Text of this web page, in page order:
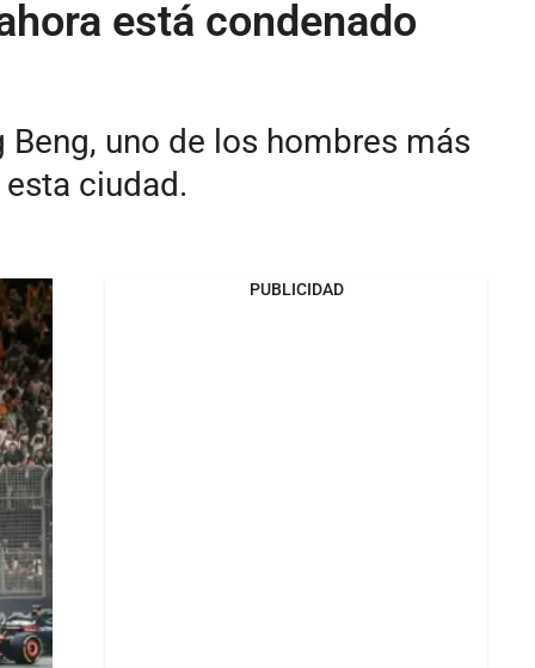
está condenado
uno de los hombres más
ciudad.
PUBLICIDAD